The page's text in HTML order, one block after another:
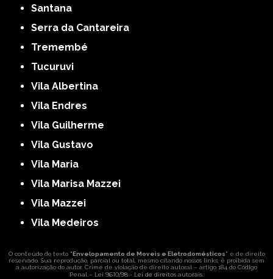
Santana
Serra da Cantareira
Tremembé
Tucuruvi
Vila Albertina
Vila Endres
Vila Guilherme
Vila Gustavo
Vila Maria
Vila Marisa Mazzei
Vila Mazzei
Vila Medeiros
O conteúdo do texto "Envelopamento de Moveis e Eletrodomésticos" é de direito
reservado. Sua reprodução, parcial ou total, mesmo citando nossos links, é proibida sem
a autorização do autor. Crime de violação de direito autoral – artigo 184 do Código
Penal – Lei 9610/98 - Lei de direitos autorais